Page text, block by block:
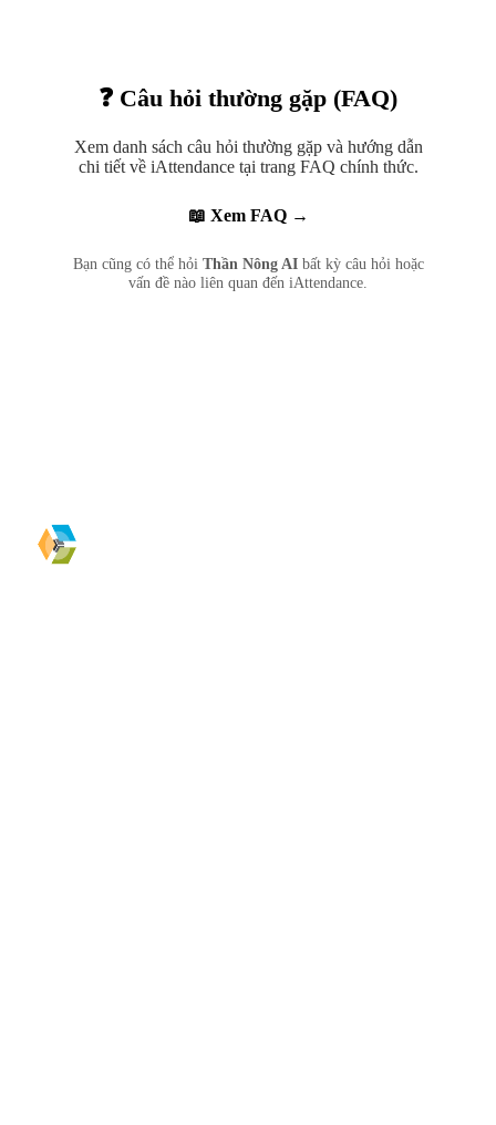
❓ Câu hỏi thường gặp (FAQ)
Xem danh sách câu hỏi thường gặp và hướng dẫn
chi tiết về iAttendance tại trang FAQ chính thức.
📖 Xem FAQ →
Bạn cũng có thể hỏi Thần Nông AIbất kỳ câu hỏi hoặc
vấn đề nào liên quan đến iAttendance.